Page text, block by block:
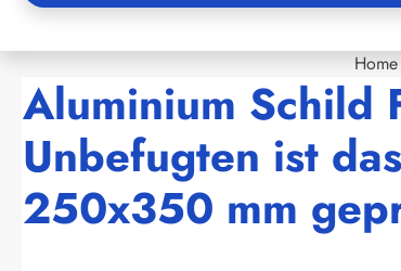
Home
Aluminium Schild
Unbefugten ist
250x350 mm